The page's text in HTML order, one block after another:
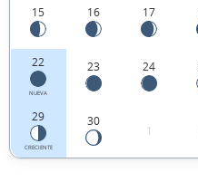
15 16 17
22
NUEVA
23 24
29
CRECIENTE
30
1